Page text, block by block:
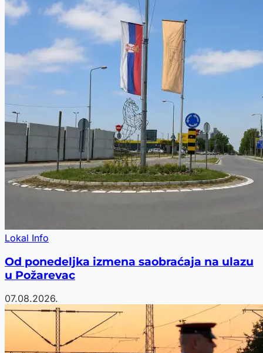
Lokal Info
Od ponedeljka izmena saobraćaja na ulazu
u Požarevac
07.08.2026.